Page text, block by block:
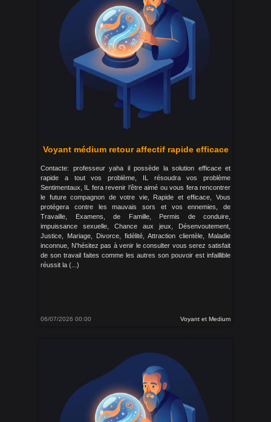
Voyant médium retour affectif rapide efficace
Contacte: professeur yaha il possède la solution efficace et
rapide a tout vos problème, IL résoudra vos problème
Sentimentaux, IL fera revenir l’être aimé ou vous fera rencontrer
le future compagnon de votre vie, Rapide et efficace, Vous
protégera contre les mauvais sors et vos ennemies, de
Travaille, Examens, de Famille, Permis de conduire,
impuissance sexuelle, Chance aux jeux, Désenvoutement,
Justice, Mariage, Divorce, fidélité, Attraction clientèle, Maladie
inconnue, N'hésitez pas à venir le consulter vous serez satisfait
de son travail faites comme les autres son pouvoir est infaillible
réussit la (...)
06/07/2026 00:00 Voyant et Medium